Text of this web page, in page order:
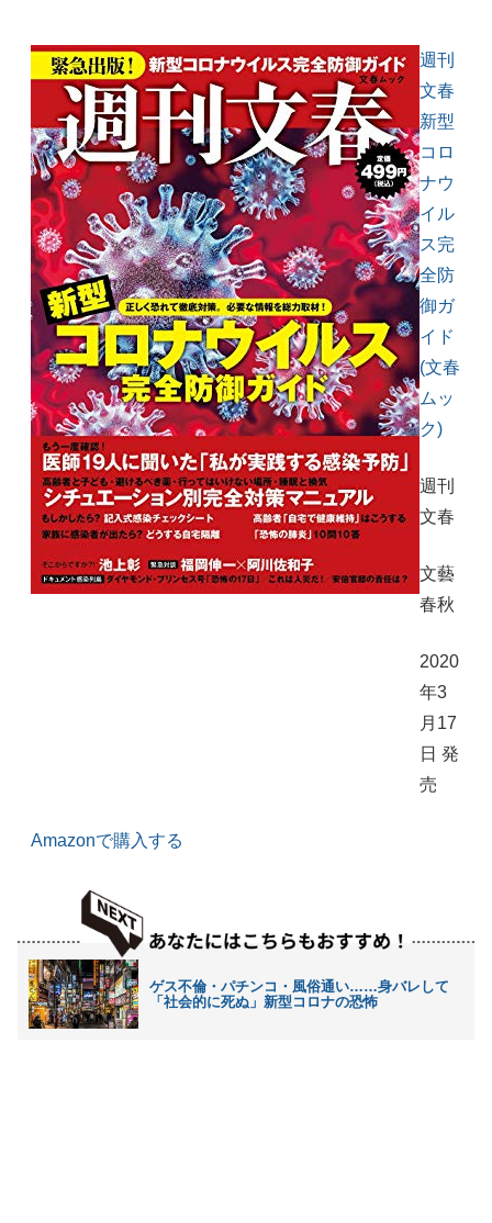
週刊
文春
新型
コロ
ナウ
イル
ス完
全防
御ガ
イド
(文春
ムッ
ク)
週刊
文春
文藝
春秋
2020
年3
月17
日 発
売
Amazonで購入する
ゲス不倫・パチンコ・風俗通い……身バレして
「社会的に死ぬ」新型コロナの恐怖